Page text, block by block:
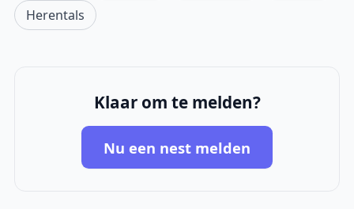
Herentals
Klaar om te melden?
Nu een nest melden